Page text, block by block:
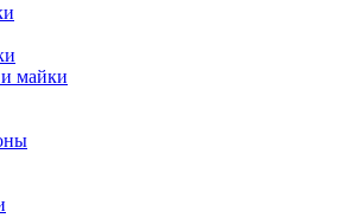
майки